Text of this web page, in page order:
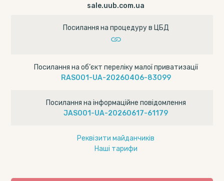
sale.uub.com.ua
Посилання на процедуру в ЦБД
Посилання на об’єкт переліку малої приватизації
RAS001-UA-20260406-83099
Посилання на інформаційне повідомлення
JAS001-UA-20260617-61179
Реквізити майданчиків
Наші тарифи